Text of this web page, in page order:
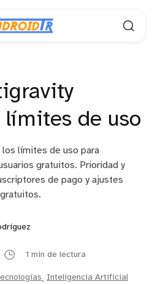
de uso
límites de uso para
gratuitos. Prioridad y
de pago y ajustes
1 min de lectura
, Inteligencia Artificial